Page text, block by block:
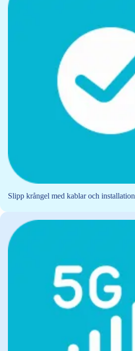
Slipp krångel med kablar och installation